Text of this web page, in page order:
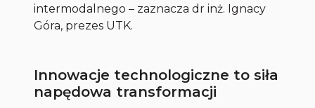
intermodalnego – zaznacza dr inż. Ignacy
Góra, prezes UTK.
Innowacje technologiczne to siła
napędowa transformacji